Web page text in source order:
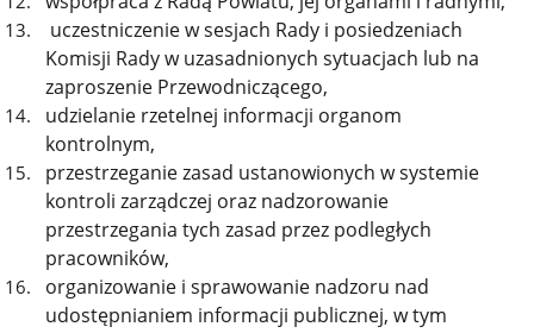
uczestniczenie w sesjach Rady i posiedzeniach
Komisji Rady w uzasadnionych sytuacjach lub na
zaproszenie Przewodniczącego,
udzielanie rzetelnej informacji organom
kontrolnym,
przestrzeganie zasad ustanowionych w systemie
kontroli zarządczej oraz nadzorowanie
przestrzegania tych zasad przez podległych
pracowników,
organizowanie i sprawowanie nadzoru nad
udostępnianiem informacji publicznej, w tym